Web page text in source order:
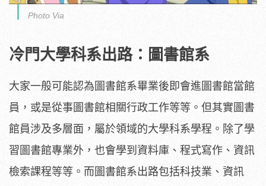
Photo Via
冷門大學科系出路：圖書館系
大家一般可能認為圖書館系畢業後即會進圖書館當館
員，或是從事圖書館相關行政工作等等。但其實圖書
館員涉及多層面，屬於領域的大學科系學程。除了學
習圖書館專業外，也會學到資料庫、程式寫作、資訊
檢索課程等等。而圖書館系出路包括科技業、資訊